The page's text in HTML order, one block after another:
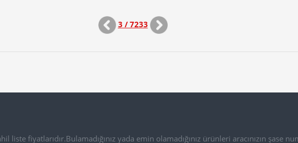
3 / 7233
fiyatlarıdır.Bulamadığınız yada emin olamadığınız ürünleri aracınızın şase